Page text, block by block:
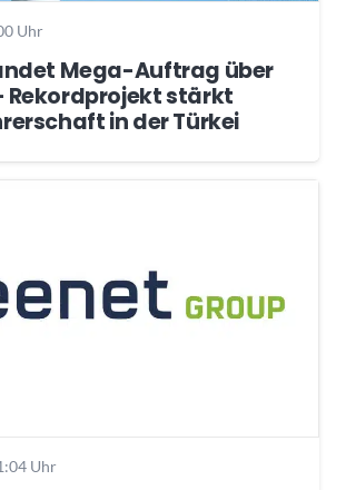
Uhr
Mega-Auftrag über
Rekordprojekt stärkt
in der Türkei
Uhr